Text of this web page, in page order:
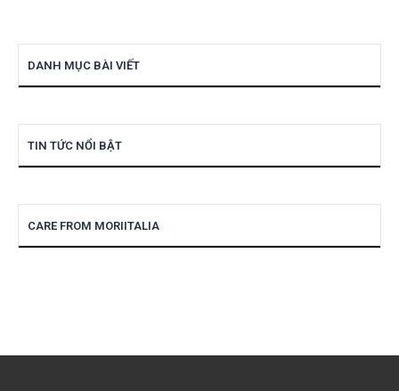
DANH MỤC BÀI VIẾT
TIN TỨC NỔI BẬT
CARE FROM MORIITALIA